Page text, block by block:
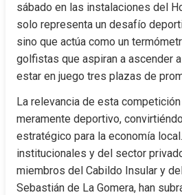
sábado en las instalaciones del
solo representa un desafío
sino que actúa como un
golfistas que aspiran a ascender
estar en juego tres plazas de
La relevancia de esta
meramente deportivo,
estratégico para la economía
institucionales y del sector
miembros del Cabildo Insular y
Sebastián de La Gomera, han